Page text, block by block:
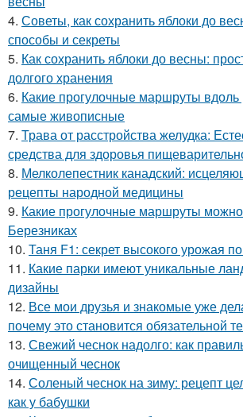
4. Советы, как сохранить яблоки до
способы и секреты
5. Как сохранить яблоки до весны:
долгого хранения
6. Какие прогулочные маршруты вдоль
самые живописные
7. Трава от расстройства желудка:
средства для здоровья
8. Мелколепестник канадский:
рецепты народной медицины
9. Какие прогулочные маршруты
Березниках
10. Таня F1: секрет высокого урожая
11. Какие парки имеют уникальные
дизайны
12. Все мои друзья и знакомые уже
почему это становится обязательной
13. Свежий чеснок надолго: как
очищенный чеснок
14. Соленый чеснок на зиму: рецепт
как у бабушки